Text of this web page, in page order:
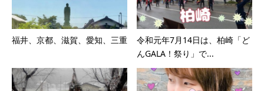
福井、京都、滋賀、愛知、三重
令和元年7月14日は、柏崎「ど
んGALA！祭り」で...